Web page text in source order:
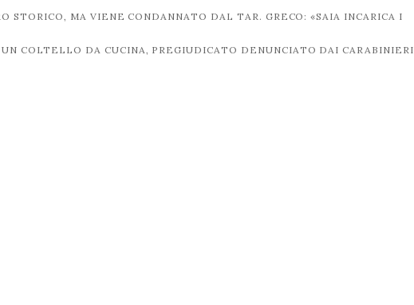
STORICO, MA VIENE CONDANNATO DAL TAR. GRECO: «SAIA INCARICA I
COLTELLO DA CUCINA, PREGIUDICATO DENUNCIATO DAI CARABINIERI